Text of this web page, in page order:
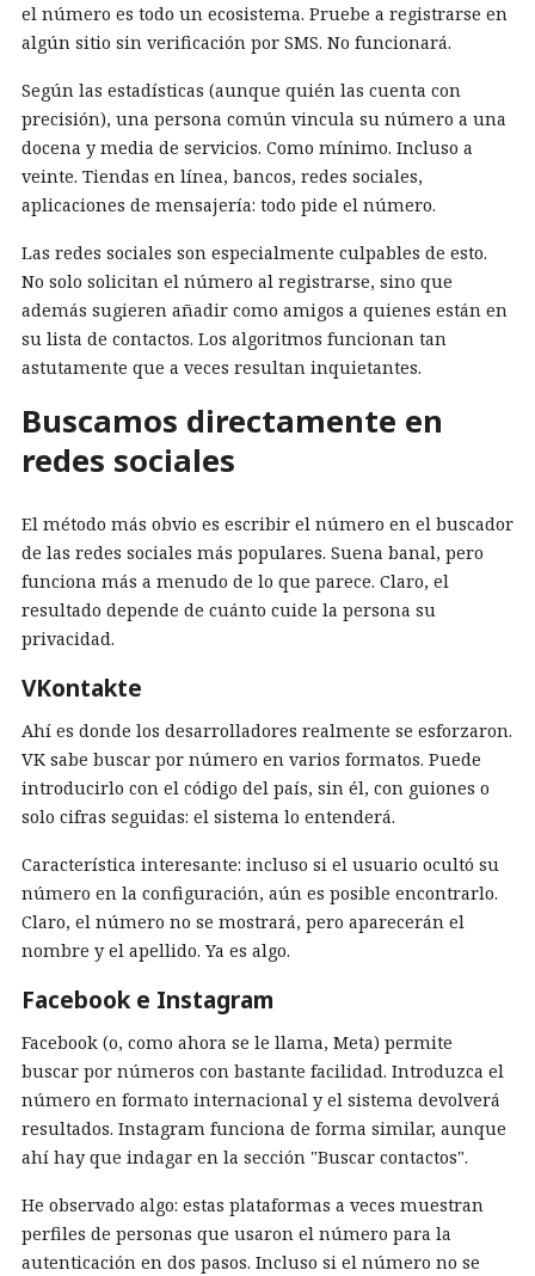
el número es todo un ecosistema. Pruebe a registrarse en
algún sitio sin verificación por SMS. No funcionará.
Según las estadísticas (aunque quién las cuenta con
precisión), una persona común vincula su número a una
docena y media de servicios. Como mínimo. Incluso a
veinte. Tiendas en línea, bancos, redes sociales,
aplicaciones de mensajería: todo pide el número.
Las redes sociales son especialmente culpables de esto.
No solo solicitan el número al registrarse, sino que
además sugieren añadir como amigos a quienes están en
su lista de contactos. Los algoritmos funcionan tan
astutamente que a veces resultan inquietantes.
Buscamos directamente en
redes sociales
El método más obvio es escribir el número en el buscador
de las redes sociales más populares. Suena banal, pero
funciona más a menudo de lo que parece. Claro, el
resultado depende de cuánto cuide la persona su
privacidad.
VKontakte
Ahí es donde los desarrolladores realmente se esforzaron.
VK sabe buscar por número en varios formatos. Puede
introducirlo con el código del país, sin él, con guiones o
solo cifras seguidas: el sistema lo entenderá.
Característica interesante: incluso si el usuario ocultó su
número en la configuración, aún es posible encontrarlo.
Claro, el número no se mostrará, pero aparecerán el
nombre y el apellido. Ya es algo.
Facebook e Instagram
Facebook (o, como ahora se le llama, Meta) permite
buscar por números con bastante facilidad. Introduzca el
número en formato internacional y el sistema devolverá
resultados. Instagram funciona de forma similar, aunque
ahí hay que indagar en la sección "Buscar contactos".
He observado algo: estas plataformas a veces muestran
perfiles de personas que usaron el número para la
autenticación en dos pasos. Incluso si el número no se